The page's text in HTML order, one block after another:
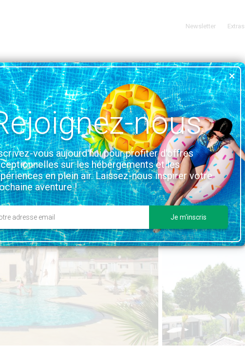
Newsletter Extras
Côte d'Azur Camping Tikayan Domaine du Golfe de Saint Tropez
ALPES-CÔTE D'AZUR VOIR SUR LA CARTE
de Saint Tropez
et installations Situation & Accès nous
vous aujourd'hui pour profiter d'offres
sur les hébergements et les
en plein air. Laissez-nous inspirer votre
aventure !
Je m'inscris